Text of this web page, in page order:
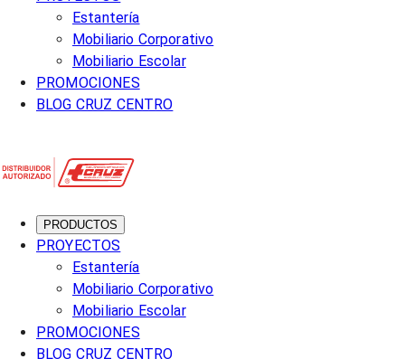
Estantería
Mobiliario Corporativo
Mobiliario Escolar
PROMOCIONES
BLOG CRUZ CENTRO
PRODUCTOS
PROYECTOS
Estantería
Mobiliario Corporativo
Mobiliario Escolar
PROMOCIONES
BLOG CRUZ CENTRO